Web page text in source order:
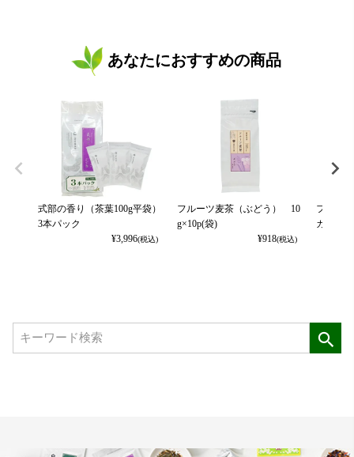
あなたにおすすめの商品
式部の香り（茶葉100g平袋）
3本パック
¥3,996(税込)
フルーツ麦茶（ぶどう） 10
g×10p(袋)
¥918(税込)
フルー
カット